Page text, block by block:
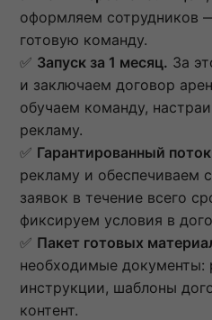
оформляем сотрудников
готовую команду.
✅ Запуск за 1 месяц. За
и заключаем договор
обучаем команду,
рекламу.
✅ Гарантированный
рекламу и обеспечиваем
заявок в течение всего
фиксируем условия в
✅ Пакет готовых
необходимые документы:
инструкции, шаблоны
контент.